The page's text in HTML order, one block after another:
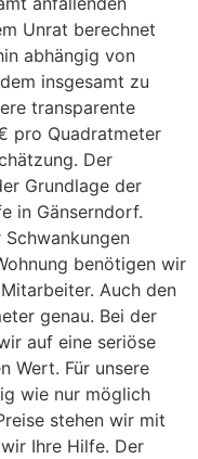
Unrat berechnet
abhängig von
insgesamt zu
transparente
pro Quadratmeter
Der
Grundlage der
in Gänserndorf.
benötigen wir
Auch den
genau. Bei der
auf eine seriöse
Wert. Für unsere
wie nur möglich
stehen wir mit
Ihre Hilfe. Der